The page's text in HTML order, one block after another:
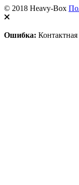
© 2018 Heavy-Box
Ошибка: